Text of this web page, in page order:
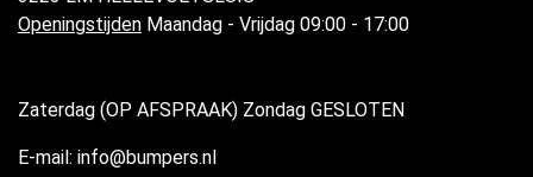
Openingstijden Maandag - Vrijdag 09:00 - 17:00
Zaterdag (OP AFSPRAAK) Zondag GESLOTEN
E-mail: info@bumpers.nl